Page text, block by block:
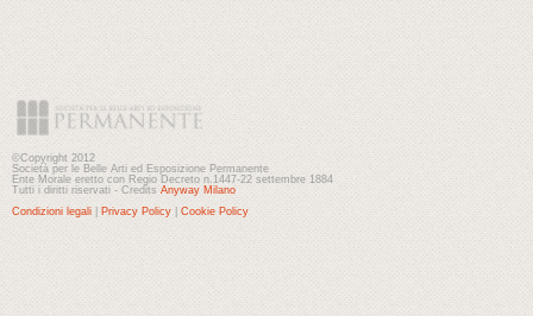
©Copyright 2012
Società per le Belle Arti ed Esposizione Permanente
Ente Morale eretto con Regio Decreto n.1447-22 settembre 1884
Tutti i diritti riservati - Credits Anyway Milano
Condizioni legali
Privacy Policy Cookie Policy